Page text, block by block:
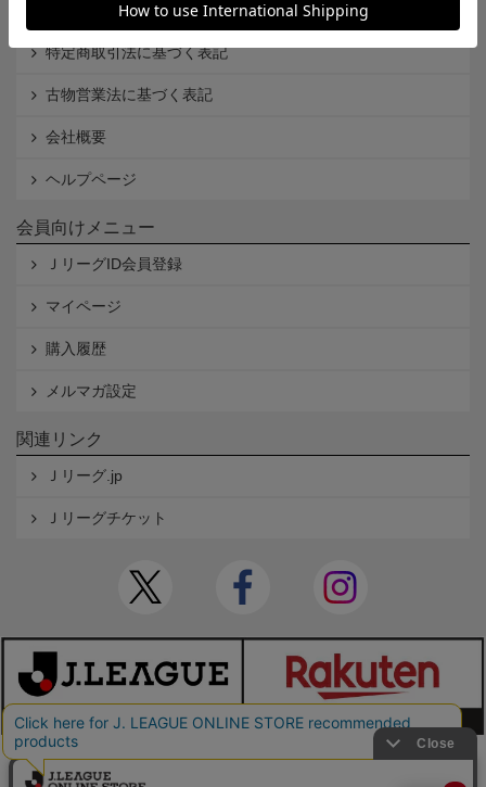
Cookieポリシー
特定商取引法に基づく表記
古物営業法に基づく表記
会社概要
ヘルプページ
会員向けメニュー
ＪリーグID会員登録
マイページ
購入履歴
メルマガ設定
関連リンク
Ｊリーグ.jp
Ｊリーグチケット
本サイトで使用している文章・画像等の無断での複製・転載を禁止します。